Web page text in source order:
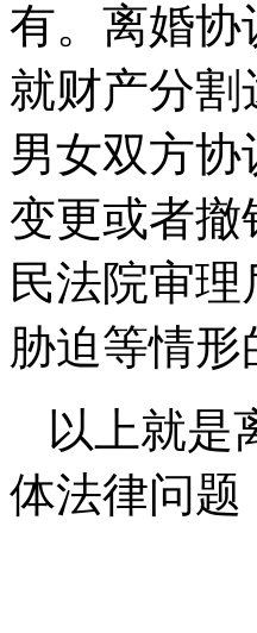
有。离婚协
就财产分
男女双方
变更或者
民法院审
胁迫等情
以上就是
体法律问题